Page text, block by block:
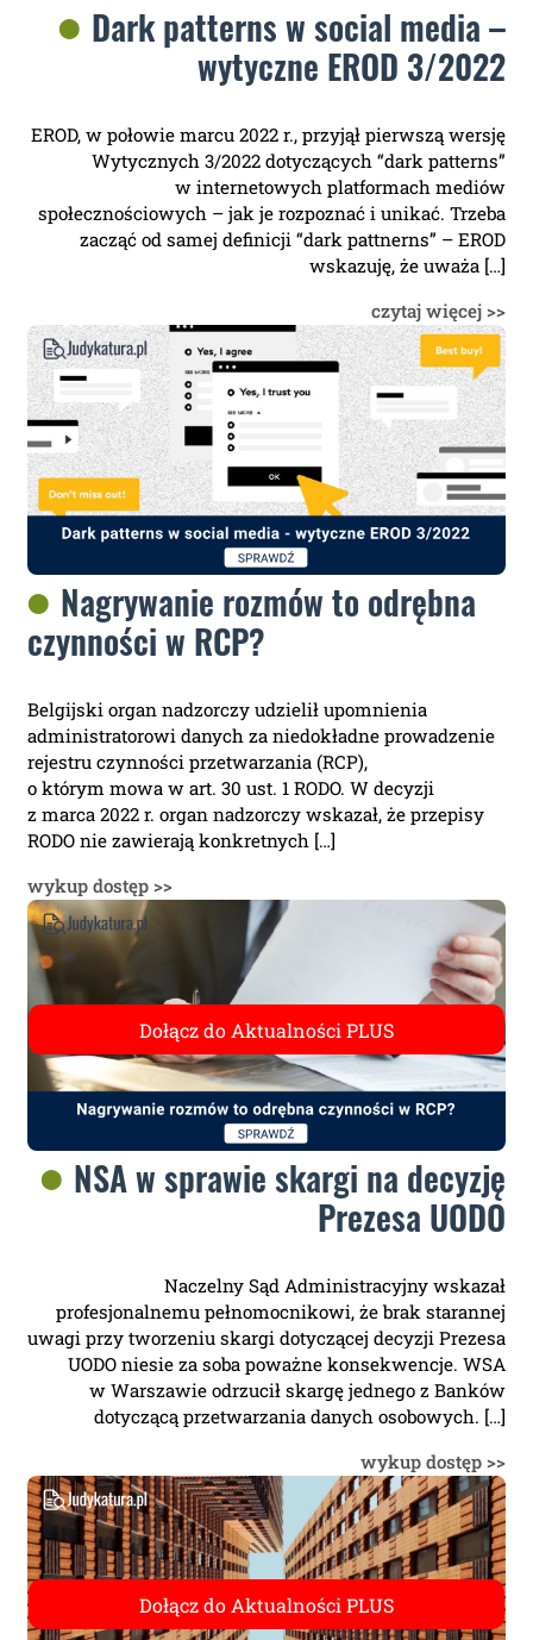
Dark patterns w social media –
wytyczne EROD 3/2022
EROD, w połowie marcu 2022 r., przyjął pierwszą wersję
Wytycznych 3/2022 dotyczących “dark patterns”
w internetowych platformach mediów
społecznościowych – jak je rozpoznać i unikać. Trzeba
zacząć od samej definicji “dark pattnerns” – EROD
wskazuję, że uważa […]
czytaj więcej >>
Nagrywanie rozmów to odrębna
czynności w RCP?
Belgijski organ nadzorczy udzielił upomnienia
administratorowi danych za niedokładne prowadzenie
rejestru czynności przetwarzania (RCP),
o którym mowa w art. 30 ust. 1 RODO. W decyzji
z marca 2022 r. organ nadzorczy wskazał, że przepisy
RODO nie zawierają konkretnych […]
wykup dostęp >>
NSA w sprawie skargi na decyzję
Prezesa UODO
Naczelny Sąd Administracyjny wskazał
profesjonalnemu pełnomocnikowi, że brak starannej
uwagi przy tworzeniu skargi dotyczącej decyzji Prezesa
UODO niesie za soba poważne konsekwencje. WSA
w Warszawie odrzucił skargę jednego z Banków
dotyczącą przetwarzania danych osobowych. […]
wykup dostęp >>